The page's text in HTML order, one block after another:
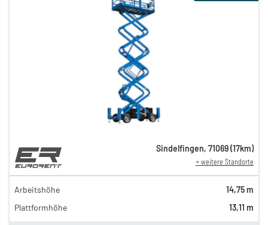
169,00 €
140,00 €
119,00 €
109,00 €
Sindelfingen, 71069(17km)
+ weitere Standorte
Arbeitshöhe
14,75 m
Plattformhöhe
13,11 m